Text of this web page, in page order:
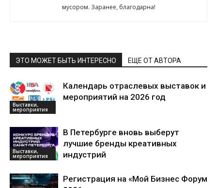
мусором. Заранее, благодарна!
ЭТО МОЖЕТ БЫТЬ ИНТЕРЕСНО ЕЩЕ ОТ АВТОРА
Выставки,
мероприятия
Календарь отраслевых выставок и
мероприятий на 2026 год
Выставки,
мероприятия
В Петербурге вновь выберут
лучшие бренды креативных
индустрий
Регистрация на «Мой Бизнес Форум